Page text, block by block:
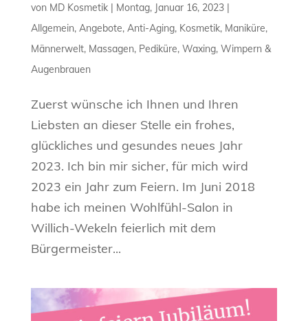
von MD Kosmetik| Montag, Januar 16, 2023|
Allgemein, Angebote, Anti-Aging, Kosmetik, Maniküre,
Männerwelt, Massagen, Pediküre, Waxing, Wimpern &
Augenbrauen
Zuerst wünsche ich Ihnen und Ihren
Liebsten an dieser Stelle ein frohes,
glückliches und gesundes neues Jahr
2023. Ich bin mir sicher, für mich wird
2023 ein Jahr zum Feiern. Im Juni 2018
habe ich meinen Wohlfühl-Salon in
Willich-Wekeln feierlich mit dem
Bürgermeister...